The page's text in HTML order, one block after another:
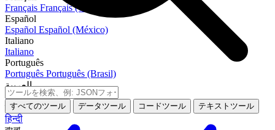
Français Français (Canada)
Español
Español Español (México)
Italiano
Italiano
Português
Português Português (Brasil)
العربية
العربية
हिन्दी
हिन्दी
すべてのツール データツール コードツール テキストツール